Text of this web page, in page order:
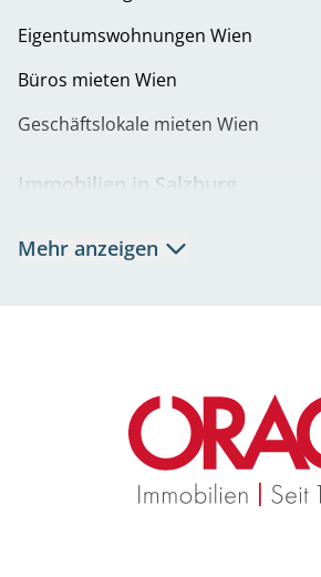
Eigentumswohnungen Wien
Büros mieten Wien
Geschäftslokale mieten Wien
Immobilien in Salzburg
Immobilien in Graz
Mietwohnungen Graz
Eigentumswohnungen Graz
Mehr anzeigen